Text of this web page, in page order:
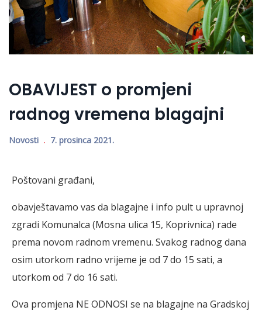
OBAVIJEST o promjeni
radnog vremena blagajni
Novosti 7. prosinca 2021.
Poštovani građani,
obavještavamo vas da blagajne i info pult u upravnoj
zgradi Komunalca (Mosna ulica 15, Koprivnica) rade
prema novom radnom vremenu. Svakog radnog dana
osim utorkom radno vrijeme je od 7 do 15 sati, a
utorkom od 7 do 16 sati.
Ova promjena NE ODNOSI se na blagajne na Gradskoj